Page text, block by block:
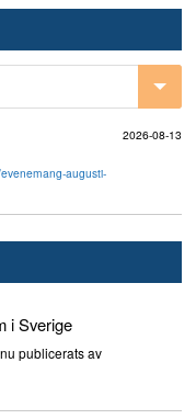
2026-08-13
augusti-
i Sverige
publicerats av